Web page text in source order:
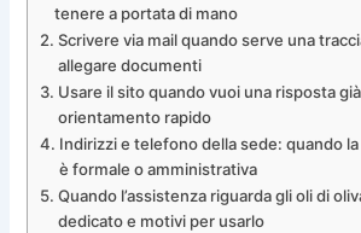
tenere a portata di mano
Scrivere via mail quando serve una
allegare documenti
Usare il sito quando vuoi una risposta
orientamento rapido
Indirizzi e telefono della sede: quando
è formale o amministrativa
Quando l’assistenza riguarda gli oli di
dedicato e motivi per usarlo